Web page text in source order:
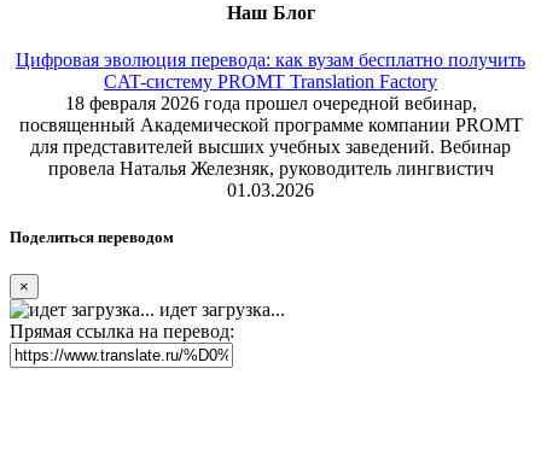
Наш Блог
Цифровая эволюция перевода: как вузам бесплатно получить
CAT-систему PROMT Translation Factory
18 февраля 2026 года прошел очередной вебинар,
посвященный Академической программе компании PROMT
для представителей высших учебных заведений. Вебинар
провела Наталья Железняк, руководитель лингвистич
01.03.2026
Поделиться переводом
×
идет загрузка...
Прямая ссылка на перевод: